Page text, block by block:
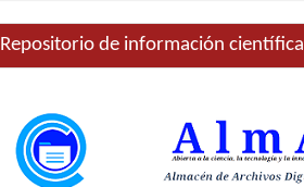
Repositorio de información científica